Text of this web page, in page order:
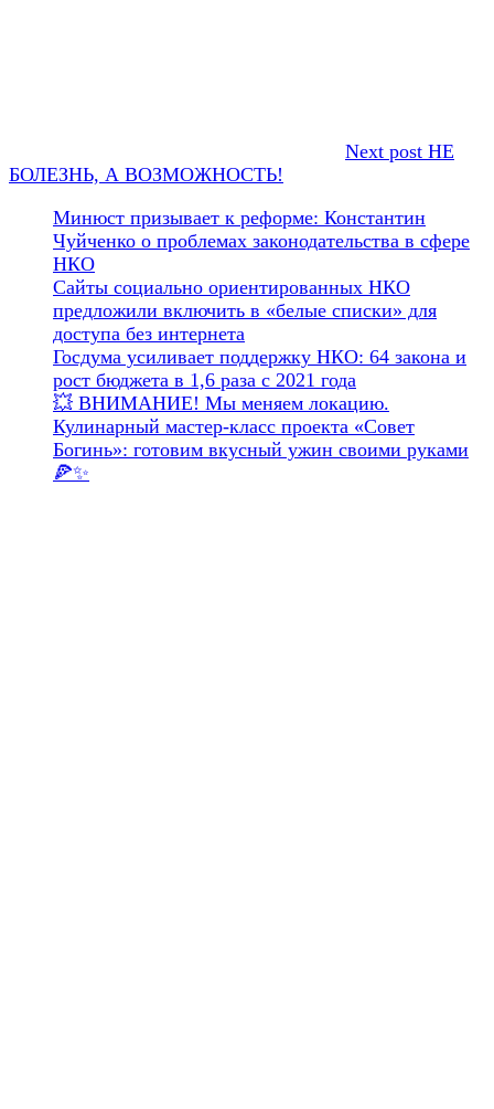
Next post НЕ
БОЛЕЗНЬ, А ВОЗМОЖНОСТЬ!
Минюст призывает к реформе: Константин
Чуйченко о проблемах законодательства в сфере
НКО
Сайты социально ориентированных НКО
предложили включить в «белые списки» для
доступа без интернета
Госдума усиливает поддержку НКО: 64 закона и
рост бюджета в 1,6 раза с 2021 года
💥 ВНИМАНИЕ! Мы меняем локацию.
Кулинарный мастер-класс проекта «Совет
Богинь»: готовим вкусный ужин своими руками
🍕✨